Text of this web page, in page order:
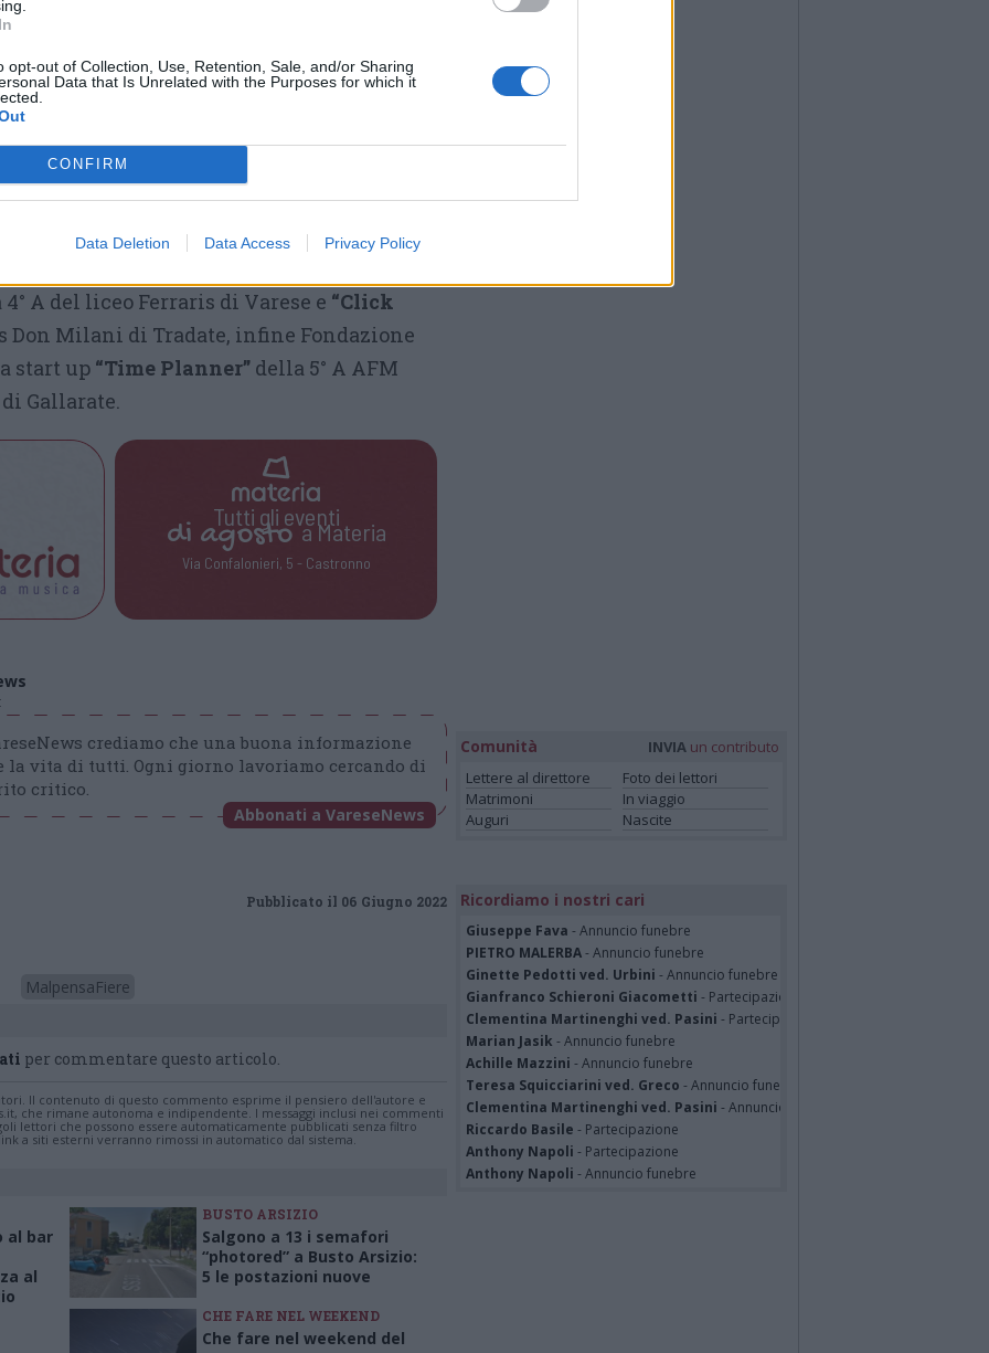
opt-out of Collection, Use, Retention, Sale, and/or Sharing
Data that Is Unrelated with the Purposes for which it
CONFIRM
Data Deletion Data Access Privacy Policy
Lunatical,la classe 5° A RIM
ha premiato la 4° N del liceo
for Rent”, la Elmec ha premiato come
della 4° Q MEC dell’Isis Ponti di
di Varese ha selezionato
A del liceo Ferraris di Varese e “Click
Don Milani di Tradate, infine Fondazione
start up “Time Planner” della 5° A AFM
Gallarate.
Tutti gli eventi
di agostoa Materia
Via Confalonieri, 5 - Castronno
crediamo che una buona informazione
vita di tutti. Ogni giorno lavoriamo cercando di
critico.
Abbonati a VareseNews
Pubblicato il 06 Giugno 2022
MalpensaFiere
per commentare questo articolo.
Il contenuto di questo commento esprime il pensiero dell'autore e
che rimane autonoma e indipendente. I messaggi inclusi nei commenti
lettori che possono essere automaticamente pubblicati senza filtro
a siti esterni verranno rimossi in automatico dal sistema.
al bar
al
BUSTO ARSIZIO
Salgono a 13 i semafori
“photored” a Busto Arsizio:
5 le postazioni nuove
CHE FARE NEL WEEKEND
Che fare nel weekend del
Comunità INVIA un contributo
Lettere al direttore
Foto dei lettori
Matrimoni
In viaggio
Auguri
Nascite
Ricordiamo i nostri cari
Giuseppe Fava - Annuncio funebre
PIETRO MALERBA- Annuncio funebre
Ginette Pedotti ved. Urbini - Annuncio funebre
Gianfranco Schieroni Giacometti - Partecipazione
Clementina Martinenghi ved. Pasini - Partecipazione
Marian Jasik - Annuncio funebre
Achille Mazzini - Annuncio funebre
Teresa Squicciarini ved. Greco - Annuncio funebre
Clementina Martinenghi ved. Pasini - Annuncio funebre
Riccardo Basile - Partecipazione
Anthony Napoli - Partecipazione
Anthony Napoli - Annuncio funebre